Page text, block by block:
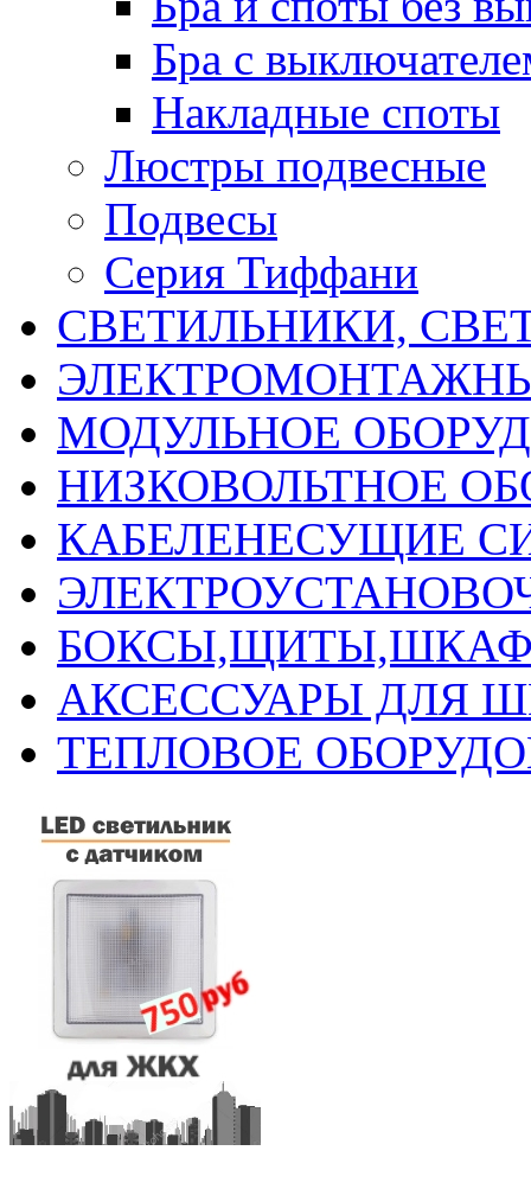
Бра с
Накладные споты
Люстры подвесные
Подвесы
Серия Тиффани
СВЕТИЛЬНИКИ,
МОДУЛЬНОЕ
НИЗКОВОЛЬТНОЕ
КАБЕЛЕНЕСУЩИЕ
АКСЕССУАРЫ ДЛЯ
ТЕПЛОВОЕ